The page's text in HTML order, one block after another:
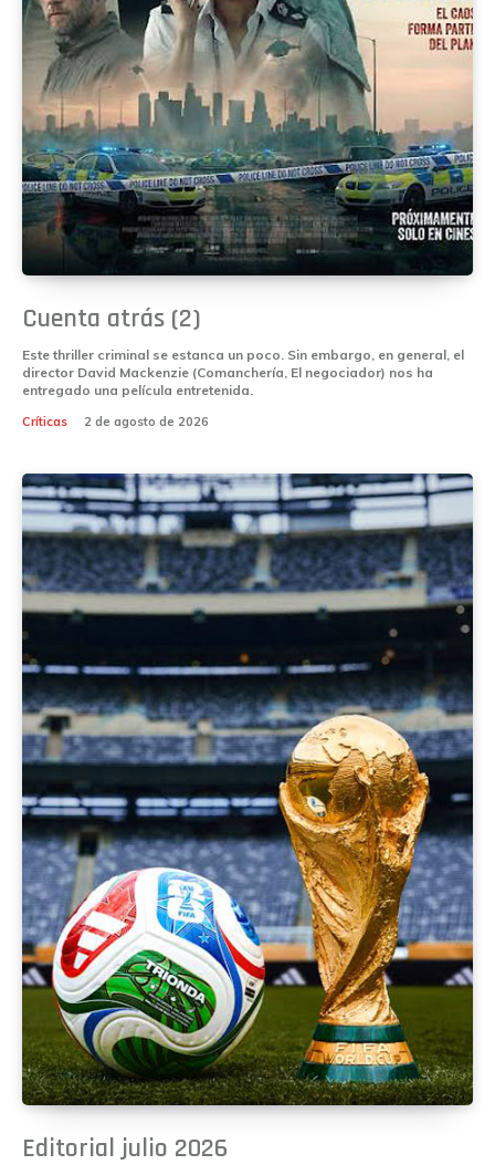
Cuenta atrás (2)
Este thriller criminal se estanca un poco. Sin embargo, en general, el
director David Mackenzie (Comanchería, El negociador) nos ha
entregado una película entretenida.
Críticas 2 de agosto de 2026
Editorial julio 2026